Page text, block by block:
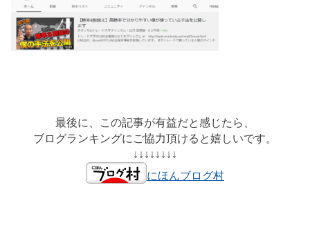
最後に、この記事が有益だと感じたら、
ブログランキングにご協力頂けると嬉しいです。
↓↓↓↓↓↓↓↓
にほんブログ村